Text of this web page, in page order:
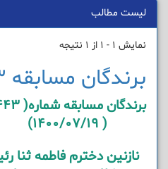
لیست مطالب
نمایش 1 - 1 از 1 نتیجه
برندگان مسابقه 443
برندگان مسابقه شماره( 443)
( 1400/07/19)
نازنین دخترم فاطمه ثنا